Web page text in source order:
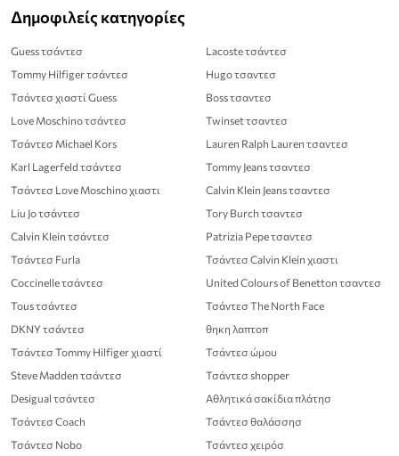
Δημοφιλείς κατηγορίες
Guess τσάντεσ
Tommy Hilfiger τσάντεσ
Τσάντεσ χιαστί Guess
Love Moschino τσάντεσ
Τσάντεσ Michael Kors
Karl Lagerfeld τσάντεσ
Τσάντεσ Love Moschino χιαστι
Liu Jo τσάντεσ
Calvin Klein τσάντεσ
Τσάντεσ Furla
Coccinelle τσάντεσ
Tous τσάντεσ
DKNY τσάντεσ
Τσάντεσ Tommy Hilfiger χιαστί
Steve Madden τσάντεσ
Desigual τσάντεσ
Τσάντεσ Coach
Τσάντεσ Nobo
Lacoste τσάντεσ
Hugo τσαντεσ
Boss τσαντεσ
Twinset τσαντεσ
Lauren Ralph Lauren τσαντεσ
Tommy Jeans τσαντεσ
Calvin Klein Jeans τσαντεσ
Tory Burch τσαντεσ
Patrizia Pepe τσαντεσ
Τσάντεσ Calvin Klein χιαστι
United Colours of Benetton τσαντεσ
Τσάντεσ The North Face
θηκη λαπτοπ
Τσάντεσ ώμου
Τσάντεσ shopper
Αθλητικά σακίδια πλάτησ
Τσάντεσ θαλάσσησ
Τσάντεσ χειρόσ